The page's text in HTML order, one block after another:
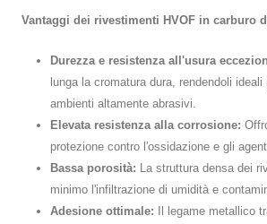
Vantaggi dei rivestimenti HVOF in carburo
Durezza e resistenza all'usura
lunga la cromatura dura, rendendoli
ambienti altamente abrasivi.
Elevata resistenza alla corrosione:
protezione contro l'ossidazione e gli
Bassa porosità: La struttura densa dei
minimo l'infiltrazione di umidità e
Adesione ottimale: Il legame metallico